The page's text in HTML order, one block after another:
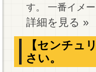
す。 一番イメ
詳細を見る »
【センチュ
さい。